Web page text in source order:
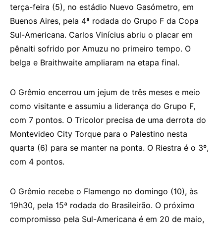
terça-feira (5), no estádio Nuevo Gasómetro, em
Buenos Aires, pela 4ª rodada do Grupo F da Copa
Sul-Americana. Carlos Vinícius abriu o placar em
pênalti sofrido por Amuzu no primeiro tempo. O
belga e Braithwaite ampliaram na etapa final.
O Grêmio encerrou um jejum de três meses e meio
como visitante e assumiu a liderança do Grupo F,
com 7 pontos. O Tricolor precisa de uma derrota do
Montevideo City Torque para o Palestino nesta
quarta (6) para se manter na ponta. O Riestra é o 3º,
com 4 pontos.
O Grêmio recebe o Flamengo no domingo (10), às
19h30, pela 15ª rodada do Brasileirão. O próximo
compromisso pela Sul-Americana é em 20 de maio,